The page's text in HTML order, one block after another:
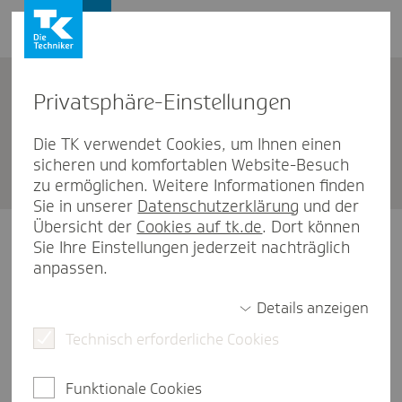
TK Düssel­dorf AStA
Unternehmen
Wichtiger Hinweis!
ACHTUNG: Keine Beratung vom
dem 11.08.2026 sind wir wieder für Sie
Privat­sphäre-Einstel­lungen
Die TK verwendet Cookies, um Ihnen einen
sicheren und komfortablen Website-Besuch
zu ermöglichen. Weitere Informationen finden
Sie in unserer Datenschutzerklärung und der
Übersicht der Cookies auf tk.de. Dort können
Sie Ihre Einstellungen jederzeit nachträglich
anpassen.
Details anzeigen
Technisch erforderliche Cookies
Funktionale Cookies